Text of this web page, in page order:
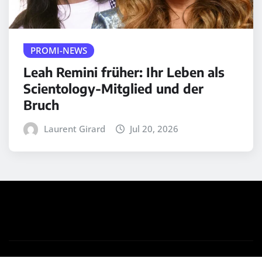
PROMI-NEWS
Leah Remini früher: Ihr Leben als
Scientology-Mitglied und der
Bruch
Laurent Girard Jul 20, 2026